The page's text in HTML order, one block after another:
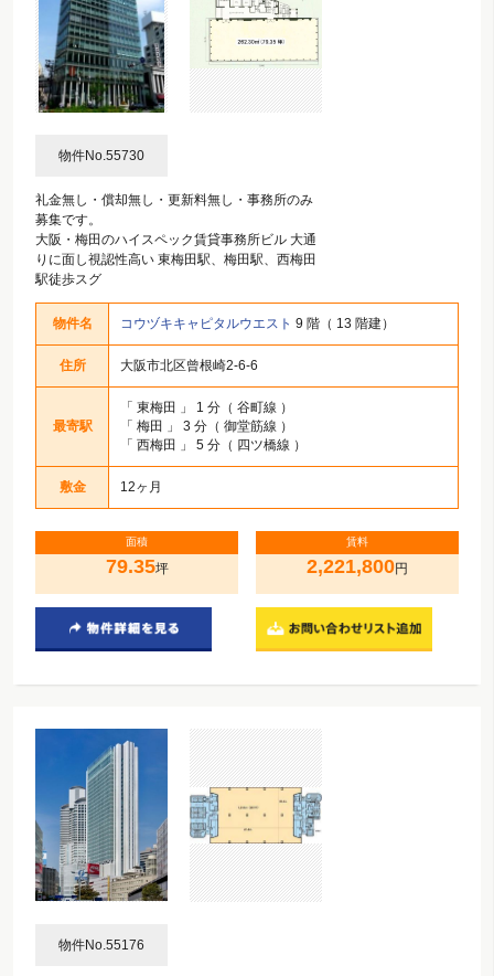
物件No.55730
礼金無し・償却無し・更新料無し・事務所のみ
募集です。
大阪・梅田のハイスペック賃貸事務所ビル 大通
りに面し視認性高い 東梅田駅、梅田駅、西梅田
駅徒歩スグ
物件名 コウヅキキャピタルウエスト 9 階（ 13 階建）
住所 大阪市北区曾根崎2-6-6
最寄駅
「 東梅田
」 1 分（ 谷町線 ）
「 梅田
」 3 分（ 御堂筋線 ）
「 西梅田 」 5 分（ 四ツ橋線 ）
敷金 12ヶ月
面積
79.35坪
賃料
2,221,800円
物件No.55176